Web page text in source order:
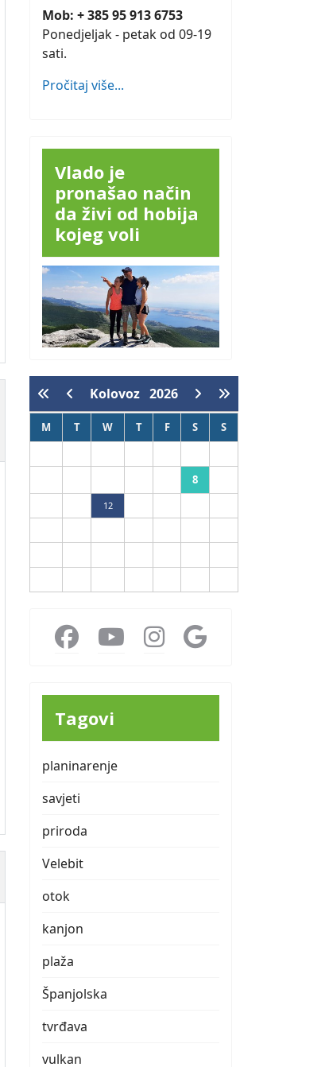
Mob: + 385 95 913 6753
Ponedjeljak - petak od 09-19
sati.
Pročitaj više...
Vlado je
pronašao način
da živi od hobija
kojeg voli
Kolovoz 2026
M T W T F S S
8
12
Tagovi
planinarenje
savjeti
priroda
Velebit
otok
kanjon
plaža
Španjolska
tvrđava
vulkan